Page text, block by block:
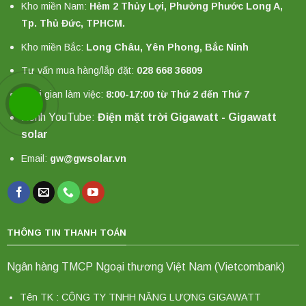
Kho miền Nam: Hẻm 2 Thủy Lợi, Phường Phước Long A,
Tp. Thủ Đức, TPHCM.
Kho miền Bắc: Long Châu, Yên Phong, Bắc Ninh
Tư vấn mua hàng/lắp đặt: 028 668 36809
Thời gian làm việc: 8:00-17:00 từ Thứ 2 đến Thứ 7
Kênh YouTube: Điện mặt trời Gigawatt - Gigawatt
solar
Email: gw@gwsolar.vn
THÔNG TIN THANH TOÁN
Ngân hàng TMCP Ngoại thương Việt Nam (Vietcombank)
Tên TK : CÔNG TY TNHH NĂNG LƯỢNG GIGAWATT